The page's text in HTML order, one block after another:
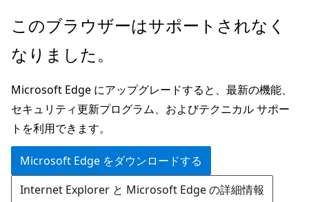
メ
ン
ン
テ
ン
ツ
に
ス
ペ
ジ
ナ
ビ
ゲ
ー
シ
ョ
このブラウザーはサポートされなく
なりました。
Microsoft Edge にアップグレードすると、最新の機能、
セキュリティ更新プログラム、およびテクニカル サポー
トを利用できます。
Microsoft Edge をダウンロードする
Internet Explorer と Microsoft Edge の詳細情報